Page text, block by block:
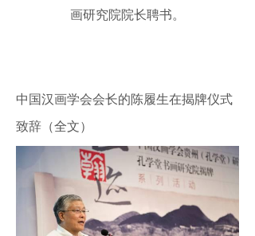
画研究院院长聘书。
中国汉画学会会长的陈履生在揭牌仪式
致辞（全文）